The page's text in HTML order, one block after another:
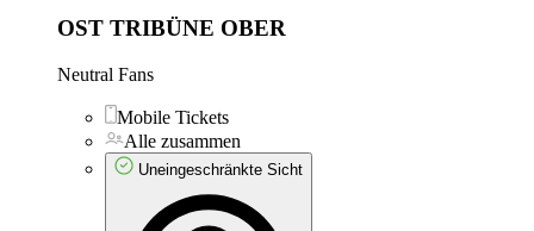
OST TRIBÜNE OBER
Neutral Fans
Mobile Tickets
Alle zusammen
Uneingeschränkte Sicht